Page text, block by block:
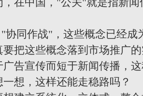
协同作战"，这些概念已经成
把这些概念落到市场推广
广告宣传而短于新闻传播，
想，这样还能走稳路吗？